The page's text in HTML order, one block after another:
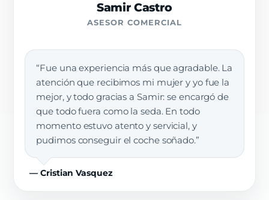
Samir Castro
ASESOR COMERCIAL
“Fue una experiencia más que agradable. La
atención que recibimos mi mujer y yo fue la
mejor, y todo gracias a Samir: se encargó de
que todo fuera como la seda. En todo
momento estuvo atento y servicial, y
pudimos conseguir el coche soñado.”
— Cristian Vasquez